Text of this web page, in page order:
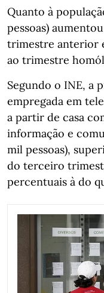
Quanto à
pessoas)
trimestre anterior
ao trimestre
Segundo o INE, a
empregada em
a partir de casa
informação e
mil pessoas),
do terceiro
percentuais à do